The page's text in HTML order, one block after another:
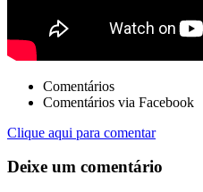
Comentários
Comentários via Facebook
Clique aqui para comentar
Deixe um comentário